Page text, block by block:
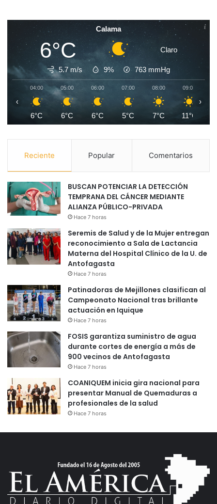
Calama
6°C Claro
5.7 m/s 9% 763 mmHg
04:00
6°C
05:00
6°C
06:00
6°C
07:00
5°C
08:00
7°C
09:00
11°C
‹ ›
Reciente Popular Comentarios
BUSCAN POTENCIAR LA DETECCIÓN
TEMPRANA DEL CÁNCER MEDIANTE
ALIANZA PÚBLICO-PRIVADA
Hace 7 horas
Seremis de Salud y de la Mujer entregan
reconocimiento a Sala de Lactancia
Materna del Hospital Clínico de la U. de
Antofagasta
Hace 7 horas
Patinadoras de Mejillones clasifican al
Campeonato Nacional tras brillante
actuación en Iquique
Hace 7 horas
FOSIS garantiza suministro de agua
durante cortes de energía a más de
900 vecinos de Antofagasta
Hace 7 horas
COANIQUEM inicia gira nacional para
presentar Manual de Quemaduras a
profesionales de la salud
Hace 7 horas